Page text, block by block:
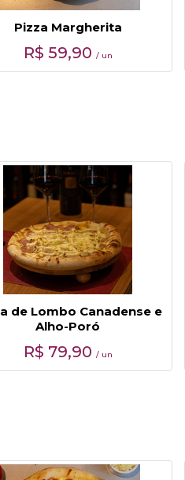
Pizza Margherita
R$ 59,90 / un
de Lombo Canadense e
Alho-Poró
R$ 79,90 / un